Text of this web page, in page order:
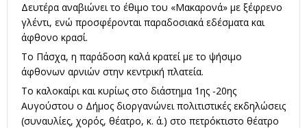
Δευτέρα αναβιώνει το έθιμο του «Μακαρονά» με ξέφρενο
γλέντι, ενώ προσφέρονται παραδοσιακά εδέσματα και
άφθονο κρασί.
Το Πάσχα, η παράδοση καλά κρατεί με το ψήσιμο
άφθονων αρνιών στην κεντρική πλατεία.
Το καλοκαίρι και κυρίως στο διάστημα 1ης -20ης
Αυγούστου ο Δήμος διοργανώνει πολιτιστικές εκδηλώσεις
(συναυλίες, χορός, θέατρο, κ. ά.) στο πετρόκτιστο θέατρο